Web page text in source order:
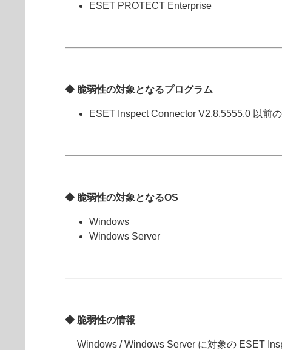
ESET PROTECT Enterprise
◆ 脆弱性の対象となるプログラム
ESET Inspect Connector V2.8.5555.0 以前
◆ 脆弱性の対象となるOS
Windows
Windows Server
◆ 脆弱性の情報
Windows / Windows Server に対象の ESET